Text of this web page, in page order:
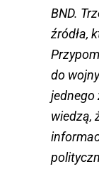
BND.
źródła,
do
jednego
wiedzą,